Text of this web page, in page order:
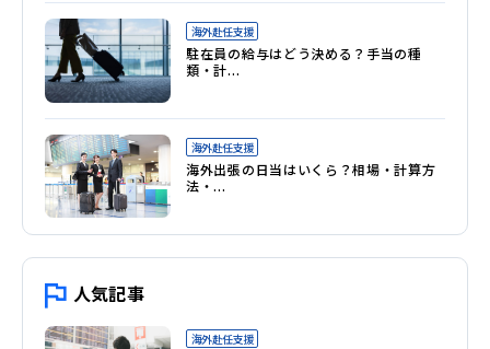
特定技能
技能実習生
家具付き賃貸
駐在員規程
海外赴任支援
駐在員の給与はどう決める？手当の種
類・計...
海外赴任支援
海外出張の日当はいくら？相場・計算方
法・...
人気記事
海外赴任支援